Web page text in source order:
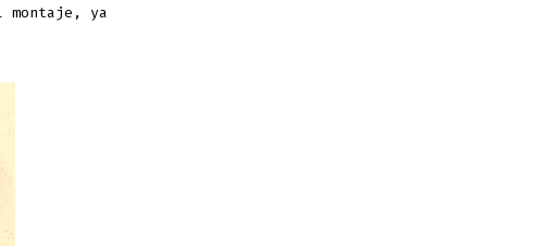
montaje, ya